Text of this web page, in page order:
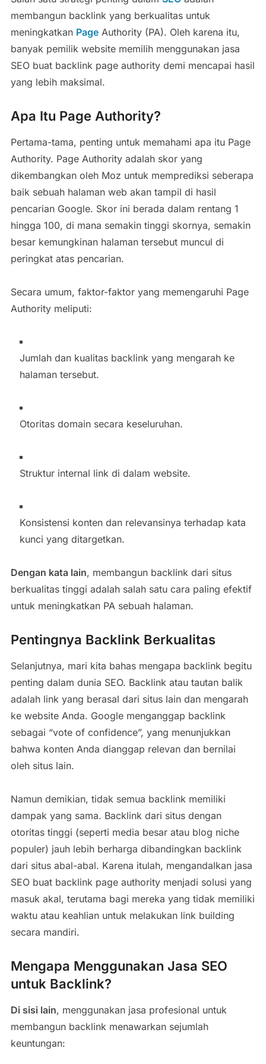
membangun backlink yang berkualitas untuk
meningkatkan PageAuthority (PA). Oleh karena itu,
banyak pemilik website memilih menggunakan jasa
SEO buat backlink page authority demi mencapai hasil
yang lebih maksimal.
Apa Itu Page Authority?
Pertama-tama, penting untuk memahami apa itu Page
Authority. Page Authority adalah skor yang
dikembangkan oleh Moz untuk memprediksi seberapa
baik sebuah halaman web akan tampil di hasil
pencarian Google. Skor ini berada dalam rentang 1
hingga 100, di mana semakin tinggi skornya, semakin
besar kemungkinan halaman tersebut muncul di
peringkat atas pencarian.
Secara umum, faktor-faktor yang memengaruhi Page
Authority meliputi:
Jumlah dan kualitas backlink yang mengarah ke
halaman tersebut.
Otoritas domain secara keseluruhan.
Struktur internal link di dalam website.
Konsistensi konten dan relevansinya terhadap kata
kunci yang ditargetkan.
Dengan kata lain, membangun backlink dari situs
berkualitas tinggi adalah salah satu cara paling efektif
untuk meningkatkan PA sebuah halaman.
Pentingnya Backlink Berkualitas
Selanjutnya, mari kita bahas mengapa backlink begitu
penting dalam dunia SEO. Backlink atau tautan balik
adalah link yang berasal dari situs lain dan mengarah
ke website Anda. Google menganggap backlink
sebagai “vote of confidence”, yang menunjukkan
bahwa konten Anda dianggap relevan dan bernilai
oleh situs lain.
Namun demikian, tidak semua backlink memiliki
dampak yang sama. Backlink dari situs dengan
otoritas tinggi (seperti media besar atau blog niche
populer) jauh lebih berharga dibandingkan backlink
dari situs abal-abal. Karena itulah, mengandalkan jasa
SEO buat backlink page authority menjadi solusi yang
masuk akal, terutama bagi mereka yang tidak memiliki
waktu atau keahlian untuk melakukan link building
secara mandiri.
Mengapa Menggunakan Jasa SEO
untuk Backlink?
Di sisi lain, menggunakan jasa profesional untuk
membangun backlink menawarkan sejumlah
keuntungan: